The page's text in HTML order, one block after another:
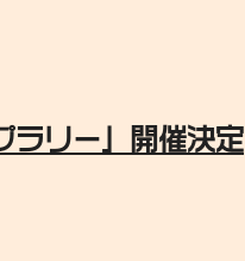
リー」開催決定